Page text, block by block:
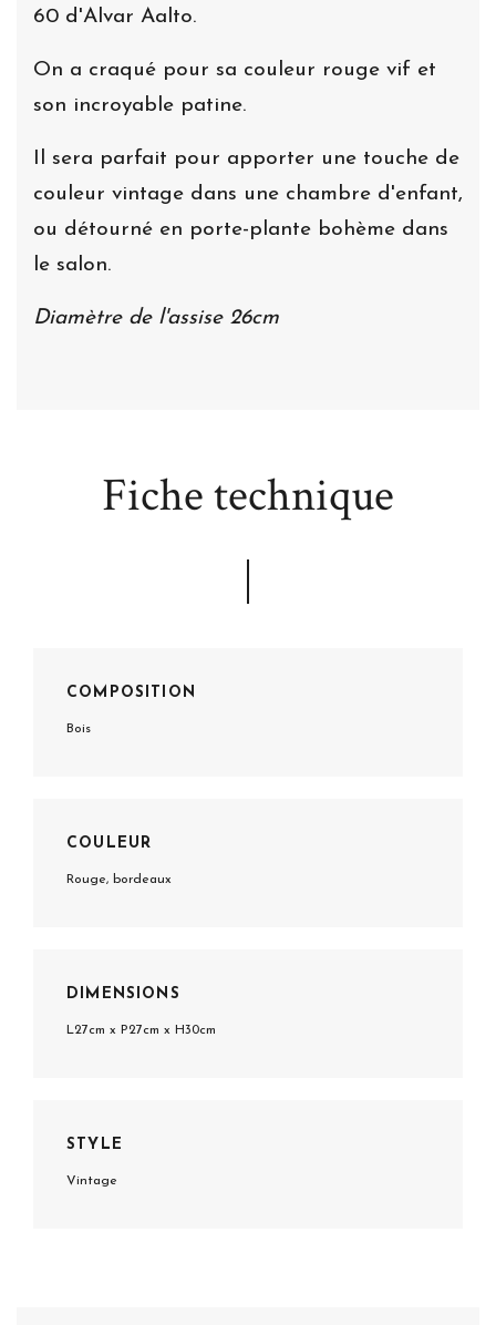
60 d'Alvar Aalto.
On a craqué pour sa couleur rouge vif et
son incroyable patine.
Il sera parfait pour apporter une touche de
couleur vintage dans une chambre d'enfant,
ou détourné en porte-plante bohème dans
le salon.
Diamètre de l'assise 26cm
Fiche technique
COMPOSITION
Bois
COULEUR
Rouge, bordeaux
DIMENSIONS
L27cm x P27cm x H30cm
STYLE
Vintage